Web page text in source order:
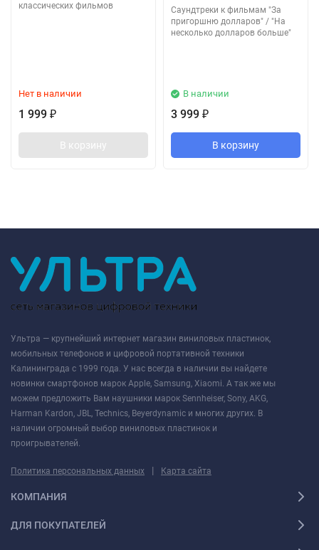
классических фильмов
Нет в наличии
1 999 ₽
В корзину
Cаундтреки к фильмам "За
пригоршню долларов" / "На
несколько долларов больше"
В наличии
3 999 ₽
В корзину
Ультра — крупнейший интернет магазин виниловых пластинок,
мобильных телефонов и цифровой портативной техники
Калининграда с 1999 года. У нас всегда в наличии вы найдете
новинки смартфонов марок Apple, Samsung, Xiaomi. А так же мы
можем предложить Вам наушники марок Sennheiser, Sony, AKG,
Harman Kardon, JBL, Technics, Beyerdynamic и многих других. В
наличии огромный выбор виниловых пластинок и
проигрывателей.
Политика персональных данных | Карта сайта
КОМПАНИЯ
ДЛЯ ПОКУПАТЕЛЕЙ